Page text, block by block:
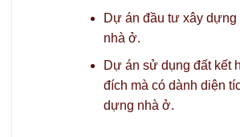
Dự án đầu tư xây dựng
nhà ở.
Dự án sử dụng đất kết
đích mà có dành diện
dựng nhà ở.